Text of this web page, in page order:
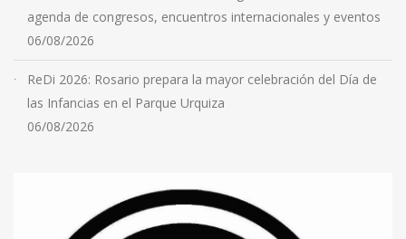
agenda de congresos, encuentros internacionales y eventos
06/08/2026
ReDi 2026: Rosario prepara la mayor celebración del Día de
las Infancias en el Parque Urquiza
06/08/2026